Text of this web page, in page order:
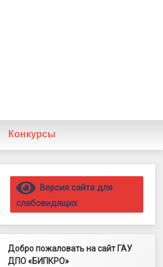
Конкурсы
Правый сайдбар
Версия сайта для
слабовидящих
Добро пожаловать на сайт ГАУ
ДПО «БИПКРО»